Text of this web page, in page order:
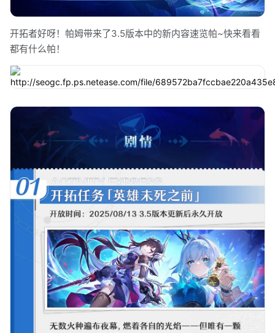
开拓者好呀！帕姆带来了3.5版本中的新内容速览帕~快来看看
都有什么帕！